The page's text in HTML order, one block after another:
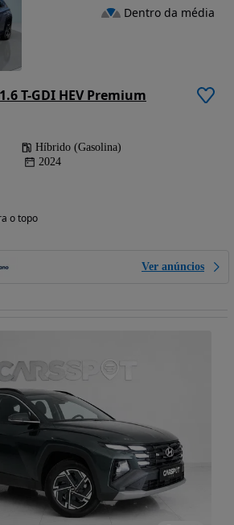
T-GDI HEV Premium
Híbrido (Gasolina)
2024
o topo
Ver anúncios
Dentro da média